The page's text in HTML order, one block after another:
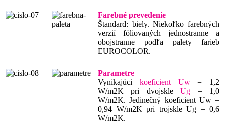
Farebné prevedenie
Štandard: biely. Niekoľko farebných
verzií fóliovaných jednostranne a
obojstranne podľa palety farieb
EUROCOLOR.
Parametre
Vynikajúci koeficient Uw= 1,2
W/m2K pri dvojskleUg = 1,0
W/m2K. Jedinečný koeficient Uw =
0,94 W/m2K pri trojskle Ug = 0,6
W/m2K.